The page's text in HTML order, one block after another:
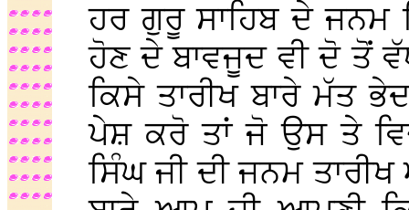
ਹਰ ਗੁਰੂ ਸਾਹਿਬ ਦੇ ਜਨਮ
ਹੋਣ ਦੇ ਬਾਵਜੂਦ ਵੀ ਦੋ ਤੋਂ
ਕਿਸੇ ਤਾਰੀਖ ਬਾਰੇ ਮੱਤ
ਪੇਸ਼ ਕਰੋ ਤਾਂ ਜੋ ਉਸ ਤੇ
ਸਿੰਘ ਜੀ ਦੀ ਜਨਮ